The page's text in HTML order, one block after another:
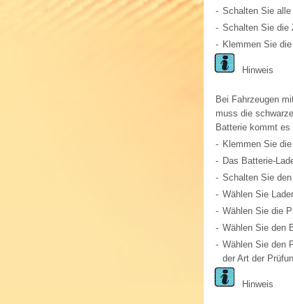
- Schalten Sie
- Schalten Sie die
- Klemmen Sie
Hinweis
Bei Fahrzeugen
muss die
Batterie kommt
- Klemmen Sie
- Das Batterie-
- Schalten Sie
- Wählen Sie
- Wählen Sie die
- Wählen Sie den
- Wählen Sie den
der Art der
Hinweis